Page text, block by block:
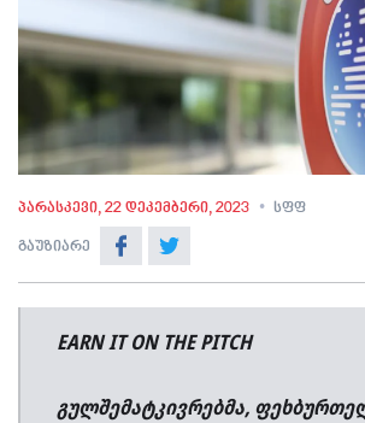
პარასკევი, 22 დეკემბერი, 2023 სფფ
გაუზიარე
EARN IT ON THE PITCH
გულშემატკივრებმა,